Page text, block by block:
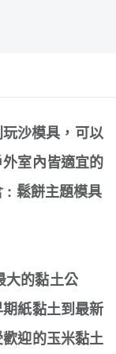
沙模具，可以
室內皆適宜的
: 鬆餅主題模具
大的黏土公
紙黏土到最新
迎的玉米黏土